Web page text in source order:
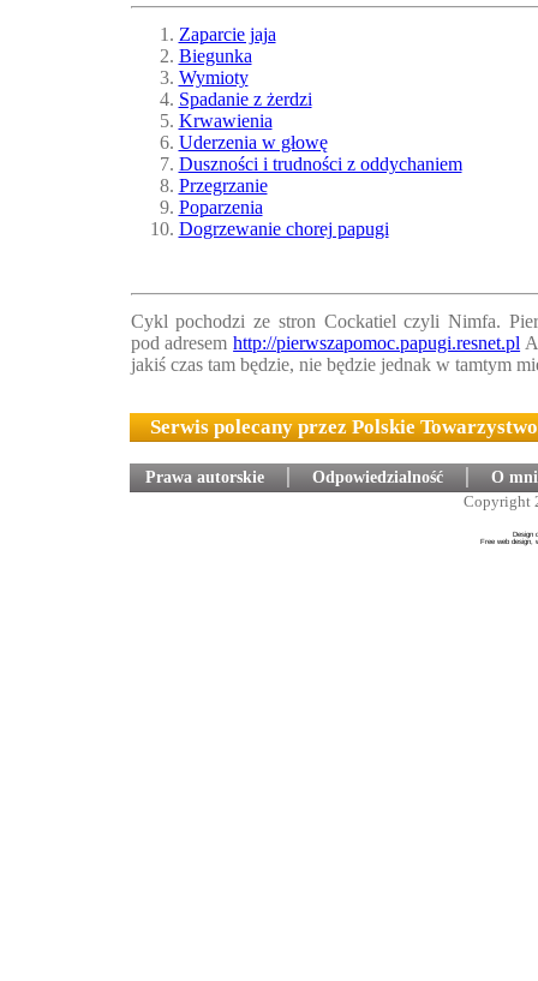
Zaparcie jaja
Biegunka
Wymioty
Spadanie z żerdzi
Krwawienia
Uderzenia w głowę
Duszności i trudności z oddychaniem
Przegrzanie
Poparzenia
Dogrzewanie chorej papugi
Cykl pochodzi ze stron Cockatiel czyli Nimfa.
pod adresemhttp://pierwszapomoc.papugi.resnet.pl
jakiś czas tam będzie, nie będzie jednak w tamtym
Serwis polecany przez Polskie
Prawa autorskie Odpowiedzialność
O
Copyright
Design
Free web design,